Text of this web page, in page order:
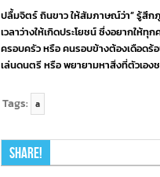
ปลื้มจิตร์ ถินขาว ให้สัมภาษณ์ว่า” รู้สึก
เวลาว่างให้เกิดประโยชน์ ซึ่งอยากให้
ครอบครัว หรือ คนรอบข้างต้องเดือดร้
เล่นดนตรี หรือ พยายามหาสิ่งที่ตัวเอง
Tags: a
Share!